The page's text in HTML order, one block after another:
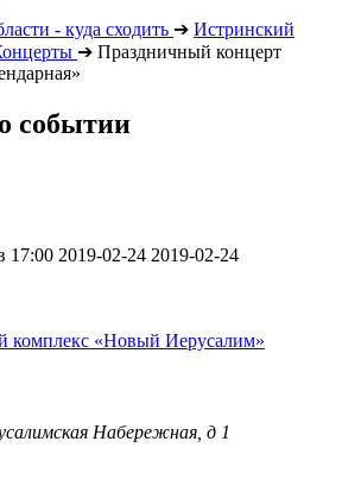
- куда сходить ➔ Истринский
➔ Праздничный концерт
событии
17:00 2019-02-24 2019-02-24
комплекс «Новый Иерусалим»
Набережная, д 1